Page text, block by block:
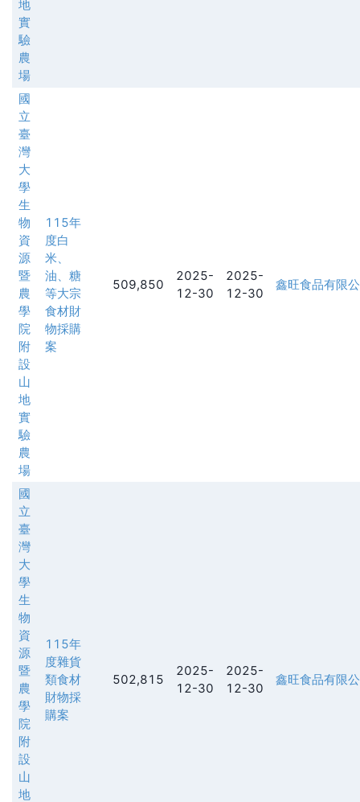
地
實
驗
農
場
國
立
臺
灣
大
學
生
物
資
源
暨
農
學
院
附
設
山
地
實
驗
農
場
115年
度白
米、
油、糖
等大宗
食材財
物採購
案
509,850
2025-
12-30
2025-
12-30
鑫旺食品有限
國
立
臺
灣
大
學
生
物
資
源
暨
農
學
院
附
設
山
地
115年
度雜貨
類食材
財物採
購案
502,815
2025-
12-30
2025-
12-30
鑫旺食品有限